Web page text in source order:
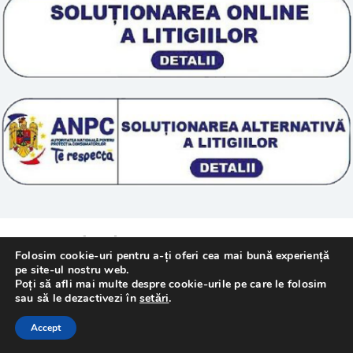
Tratamente naturale
Termeni si conditii
Politica cookie
© 2011 – [year] Fundatia Simile. Toate drepturile
rezervate.
Realizat cu de
Folosim cookie-uri pentru a-ți oferi cea mai bună experiență
pe site-ul nostru web.
Poți să afli mai multe despre cookie-urile pe care le folosim
sau să le dezactivezi în setări.
Accept